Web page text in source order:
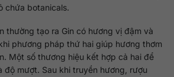
chứa botanicals.
thường tạo ra Gin có hương vị đậm và
phương pháp thứ hai giúp hương thơm
Một số thương hiệu kết hợp cả hai để
độ mượt. Sau khi truyền hương, rượu